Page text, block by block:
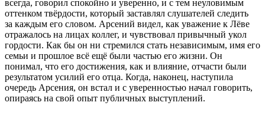
всегда, говорил спокойно и уверенно, и с тем неуловимым
оттенком твёрдости, который заставлял слушателей следить
за каждым его словом. Арсений видел, как уважение к Лёве
отражалось на лицах коллег, и чувствовал привычный укол
гордости. Как бы он ни стремился стать независимым, имя его
семьи и прошлое всё ещё были частью его жизни. Он
понимал, что его достижения, как и влияние, отчасти были
результатом усилий его отца. Когда, наконец, наступила
очередь Арсения, он встал и с уверенностью начал говорить,
опираясь на свой опыт публичных выступлений.